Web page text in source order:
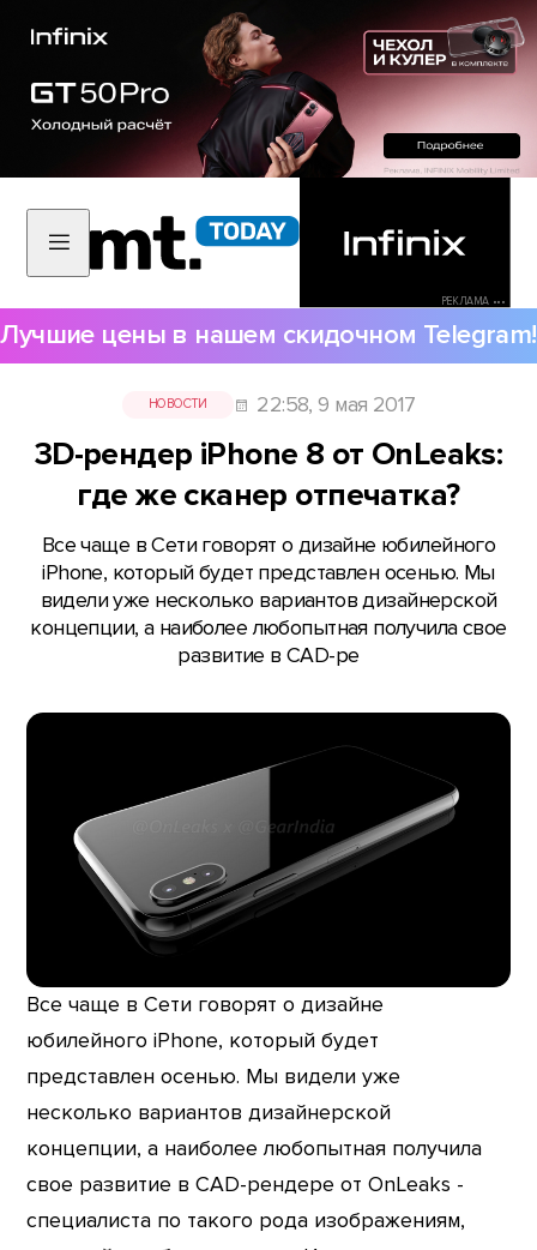
РЕКЛАМА •••
Лучшие цены в нашем скидочном Telegram!
НОВОСТИ 22:58, 9 мая 2017
3D-рендер iPhone 8 от OnLeaks:
где же сканер отпечатка?
Все чаще в Сети говорят о дизайне юбилейного
iPhone, который будет представлен осенью. Мы
видели уже несколько вариантов дизайнерской
концепции, а наиболее любопытная получила свое
развитие в CAD-ре
Все чаще в Сети говорят о дизайне
юбилейного iPhone, который будет
представлен осенью. Мы видели уже
несколько вариантов дизайнерской
концепции, а наиболее любопытная получила
свое развитие в CAD-рендере от OnLeaks -
специалиста по такого рода изображениям,